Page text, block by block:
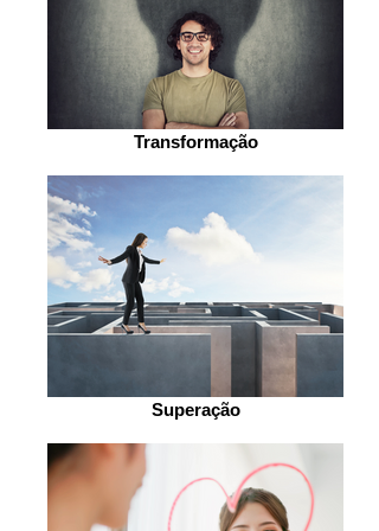
Transformação
Superação